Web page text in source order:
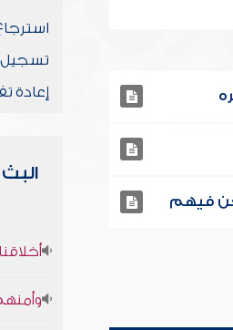
إعادة